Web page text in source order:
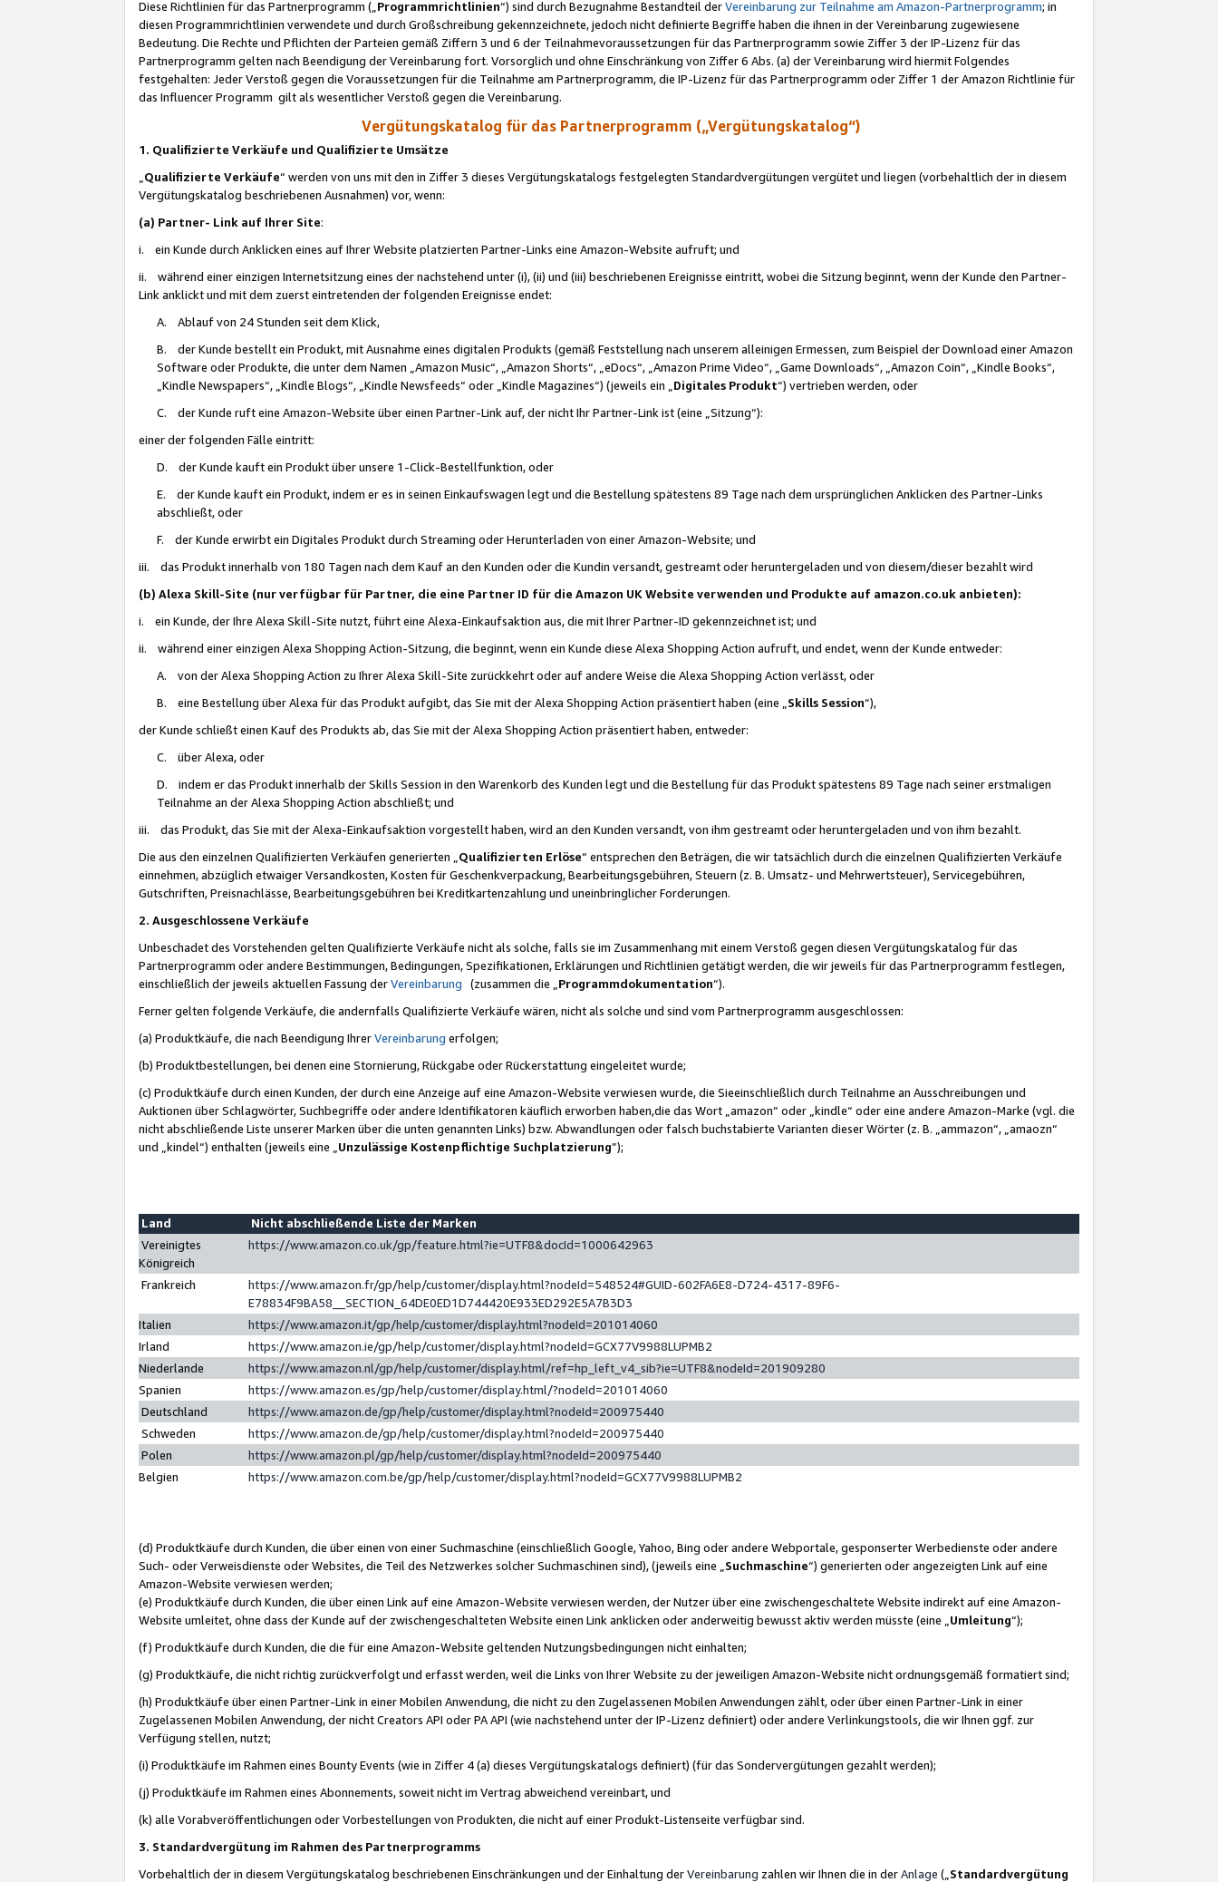
Diese Richtlinien für das Partnerprogramm („Programmrichtlinien“) sind durch Bezugnahme Bestandteil derVereinbarung zur Teilnahme am Amazon-Partnerprogramm; in
diesen Programmrichtlinien verwendete und durch Großschreibung gekennzeichnete, jedoch nicht definierte Begriffe haben die ihnen in der Vereinbarung zugewiesene
Bedeutung. Die Rechte und Pflichten der Parteien gemäß Ziffern 3 und 6 der Teilnahmevoraussetzungen für das Partnerprogramm sowie Ziffer 3 der IP-Lizenz für das
Partnerprogramm gelten nach Beendigung der Vereinbarung fort. Vorsorglich und ohne Einschränkung von Ziffer 6 Abs. (a) der Vereinbarung wird hiermit Folgendes
festgehalten: Jeder Verstoß gegen die Voraussetzungen für die Teilnahme am Partnerprogramm, die IP-Lizenz für das Partnerprogramm oder Ziffer 1 der Amazon Richtlinie für
das Influencer Programm gilt als wesentlicher Verstoß gegen die Vereinbarung.
Vergütungskatalog für das Partnerprogramm („Vergütungskatalog“)
1. Qualifizierte Verkäufe und Qualifizierte Umsätze
Qualifizierte Verkäufe“ werden von uns mit den in Ziffer 3 dieses Vergütungskatalogs festgelegten Standardvergütungen vergütet und liegen (vorbehaltlich der in diesem
Vergütungskatalog beschriebenen Ausnahmen) vor, wenn:
(a) Partner- Link auf Ihrer Site:
i. ein Kunde durch Anklicken eines auf Ihrer Website platzierten Partner-Links eine Amazon-Website aufruft; und
ii. während einer einzigen Internetsitzung eines der nachstehend unter (i), (ii) und (iii) beschriebenen Ereignisse eintritt, wobei die Sitzung beginnt, wenn der Kunde den Partner-
Link anklickt und mit dem zuerst eintretenden der folgenden Ereignisse endet:
A. Ablauf von 24 Stunden seit dem Klick,
B. der Kunde bestellt ein Produkt, mit Ausnahme eines digitalen Produkts (gemäß Feststellung nach unserem alleinigen Ermessen, zum Beispiel der Download einer Amazon
Software oder Produkte, die unter dem Namen „Amazon Music“, „Amazon Shorts“, „eDocs“, „Amazon Prime Video“, „Game Downloads“, „Amazon Coin“, „Kindle Books“,
„Kindle Newspapers“, „Kindle Blogs“, „Kindle Newsfeeds“ oder „Kindle Magazines“) (jeweils ein „ Digitales Produkt“) vertrieben werden, oder
C. der Kunde ruft eine Amazon-Website über einen Partner-Link auf, der nicht Ihr Partner-Link ist (eine „Sitzung“):
einer der folgenden Fälle eintritt:
D. der Kunde kauft ein Produkt über unsere 1-Click-Bestellfunktion, oder
E. der Kunde kauft ein Produkt, indem er es in seinen Einkaufswagen legt und die Bestellung spätestens 89 Tage nach dem ursprünglichen Anklicken des Partner-Links
abschließt, oder
F. der Kunde erwirbt ein Digitales Produkt durch Streaming oder Herunterladen von einer Amazon-Website; und
iii. das Produkt innerhalb von 180 Tagen nach dem Kauf an den Kunden oder die Kundin versandt, gestreamt oder heruntergeladen und von diesem/dieser bezahlt wird
(b) Alexa Skill-Site (nur verfügbar für Partner, die eine Partner ID für die Amazon UK Website verwenden und Produkte auf amazon.co.uk anbieten):
i. ein Kunde, der Ihre Alexa Skill-Site nutzt, führt eine Alexa-Einkaufsaktion aus, die mit Ihrer Partner-ID gekennzeichnet ist; und
ii. während einer einzigen Alexa Shopping Action-Sitzung, die beginnt, wenn ein Kunde diese Alexa Shopping Action aufruft, und endet, wenn der Kunde entweder:
A. von der Alexa Shopping Action zu Ihrer Alexa Skill-Site zurückkehrt oder auf andere Weise die Alexa Shopping Action verlässt, oder
B. eine Bestellung über Alexa für das Produkt aufgibt, das Sie mit der Alexa Shopping Action präsentiert haben (eine „ Skills Session“),
der Kunde schließt einen Kauf des Produkts ab, das Sie mit der Alexa Shopping Action präsentiert haben, entweder:
C. über Alexa, oder
D. indem er das Produkt innerhalb der Skills Session in den Warenkorb des Kunden legt und die Bestellung für das Produkt spätestens 89 Tage nach seiner erstmaligen
Teilnahme an der Alexa Shopping Action abschließt; und
iii. das Produkt, das Sie mit der Alexa-Einkaufsaktion vorgestellt haben, wird an den Kunden versandt, von ihm gestreamt oder heruntergeladen und von ihm bezahlt.
Die aus den einzelnen Qualifizierten Verkäufen generierten „ Qualifizierten Erlöse“ entsprechen den Beträgen, die wir tatsächlich durch die einzelnen Qualifizierten Verkäufe
einnehmen, abzüglich etwaiger Versandkosten, Kosten für Geschenkverpackung, Bearbeitungsgebühren, Steuern (z. B. Umsatz- und Mehrwertsteuer), Servicegebühren,
Gutschriften, Preisnachlässe, Bearbeitungsgebühren bei Kreditkartenzahlung und uneinbringlicher Forderungen.
2. Ausgeschlossene Verkäufe
Unbeschadet des Vorstehenden gelten Qualifizierte Verkäufe nicht als solche, falls sie im Zusammenhang mit einem Verstoß gegen diesen Vergütungskatalog für das
Partnerprogramm oder andere Bestimmungen, Bedingungen, Spezifikationen, Erklärungen und Richtlinien getätigt werden, die wir jeweils für das Partnerprogramm festlegen,
einschließlich der jeweils aktuellen Fassung derVereinbarung (zusammen die „ Programmdokumentation“).
Ferner gelten folgende Verkäufe, die andernfalls Qualifizierte Verkäufe wären, nicht als solche und sind vom Partnerprogramm ausgeschlossen:
(a) Produktkäufe, die nach Beendigung IhrerVereinbarung erfolgen;
(b) Produktbestellungen, bei denen eine Stornierung, Rückgabe oder Rückerstattung eingeleitet wurde;
(c) Produktkäufe durch einen Kunden, der durch eine Anzeige auf eine Amazon-Website verwiesen wurde, die Sieeinschließlich durch Teilnahme an Ausschreibungen und
Auktionen über Schlagwörter, Suchbegriffe oder andere Identifikatoren käuflich erworben haben,die das Wort „amazon“ oder „kindle“ oder eine andere Amazon-Marke (vgl. die
nicht abschließende Liste unserer Marken über die unten genannten Links) bzw. Abwandlungen oder falsch buchstabierte Varianten dieser Wörter (z. B. „ammazon“, „amaozn“
und „kindel“) enthalten (jeweils eine „ Unzulässige Kostenpflichtige Suchplatzierung”);
Land
Nicht abschließende Liste der Marken
Vereinigtes
Königreich
https://www.amazon.co.uk/gp/feature.html?ie=UTF8&docId=1000642963
Frankreich
https://www.amazon.fr/gp/help/customer/display.html?nodeId=548524#GUID-602FA6E8-D724-4317-89F6-
E78834F9BA58__SECTION_64DE0ED1D744420E933ED292E5A7B3D3
Italien
https://www.amazon.it/gp/help/customer/display.html?nodeId=201014060
Irland
https://www.amazon.ie/gp/help/customer/display.html?nodeId=GCX77V9988LUPMB2
Niederlande
https://www.amazon.nl/gp/help/customer/display.html/ref=hp_left_v4_sib?ie=UTF8&nodeId=201909280
Spanien
https://www.amazon.es/gp/help/customer/display.html/?nodeId=201014060
Deutschland
https://www.amazon.de/gp/help/customer/display.html?nodeId=200975440
Schweden
https://www.amazon.de/gp/help/customer/display.html?nodeId=200975440
Polen
https://www.amazon.pl/gp/help/customer/display.html?nodeId=200975440
Belgien
https://www.amazon.com.be/gp/help/customer/display.html?nodeId=GCX77V9988LUPMB2
(d) Produktkäufe durch Kunden, die über einen von einer Suchmaschine (einschließlich Google, Yahoo, Bing oder andere Webportale, gesponserter Werbedienste oder andere
Such- oder Verweisdienste oder Websites, die Teil des Netzwerkes solcher Suchmaschinen sind), (jeweils eine „ Suchmaschine“) generierten oder angezeigten Link auf eine
Amazon-Website verwiesen werden;
(e) Produktkäufe durch Kunden, die über einen Link auf eine Amazon-Website verwiesen werden, der Nutzer über eine zwischengeschaltete Website indirekt auf eine Amazon-
Website umleitet, ohne dass der Kunde auf der zwischengeschalteten Website einen Link anklicken oder anderweitig bewusst aktiv werden müsste (eine „ Umleitung“);
(f) Produktkäufe durch Kunden, die die für eine Amazon-Website geltenden Nutzungsbedingungen nicht einhalten;
(g) Produktkäufe, die nicht richtig zurückverfolgt und erfasst werden, weil die Links von Ihrer Website zu der jeweiligen Amazon-Website nicht ordnungsgemäß formatiert sind;
(h) Produktkäufe über einen Partner-Link in einer Mobilen Anwendung, die nicht zu den Zugelassenen Mobilen Anwendungen zählt, oder über einen Partner-Link in einer
Zugelassenen Mobilen Anwendung, der nicht Creators API oder PA API (wie nachstehend unter der IP-Lizenz definiert) oder andere Verlinkungstools, die wir Ihnen ggf. zur
Verfügung stellen, nutzt;
(i) Produktkäufe im Rahmen eines Bounty Events (wie in Ziffer 4 (a) dieses Vergütungskatalogs definiert) (für das Sondervergütungen gezahlt werden);
(j) Produktkäufe im Rahmen eines Abonnements, soweit nicht im Vertrag abweichend vereinbart, und
(k) alle Vorabveröffentlichungen oder Vorbestellungen von Produkten, die nicht auf einer Produkt-Listenseite verfügbar sind.
3. Standardvergütung im Rahmen des Partnerprogramms
Vorbehaltlich der in diesem Vergütungskatalog beschriebenen Einschränkungen und der Einhaltung derVereinbarung zahlen wir Ihnen die in derAnlage („ Standardvergütung